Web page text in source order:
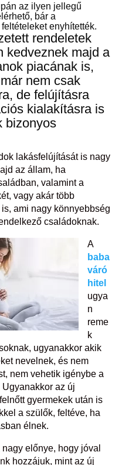
az ilyen jellegű
bár a
enyhítették.
rendeletek
kedveznek majd a
piacának is,
nem csak
de felújításra
kialakításra is
bizonyos
lakásfelújítását is nagy
az állam, ha
valamint a
vagy akár több
ami nagy könnyebbség
családoknak.
A
baba
váró
hitel
ugya
n
reme
k
ugyanakkor akik
nevelnek, és nem
nem vehetik igénybe a
az új
gyermekek után is
a szülők, feltéve, ha
élnek.
előnye, hogy jóval
hozzájuk, mint az új